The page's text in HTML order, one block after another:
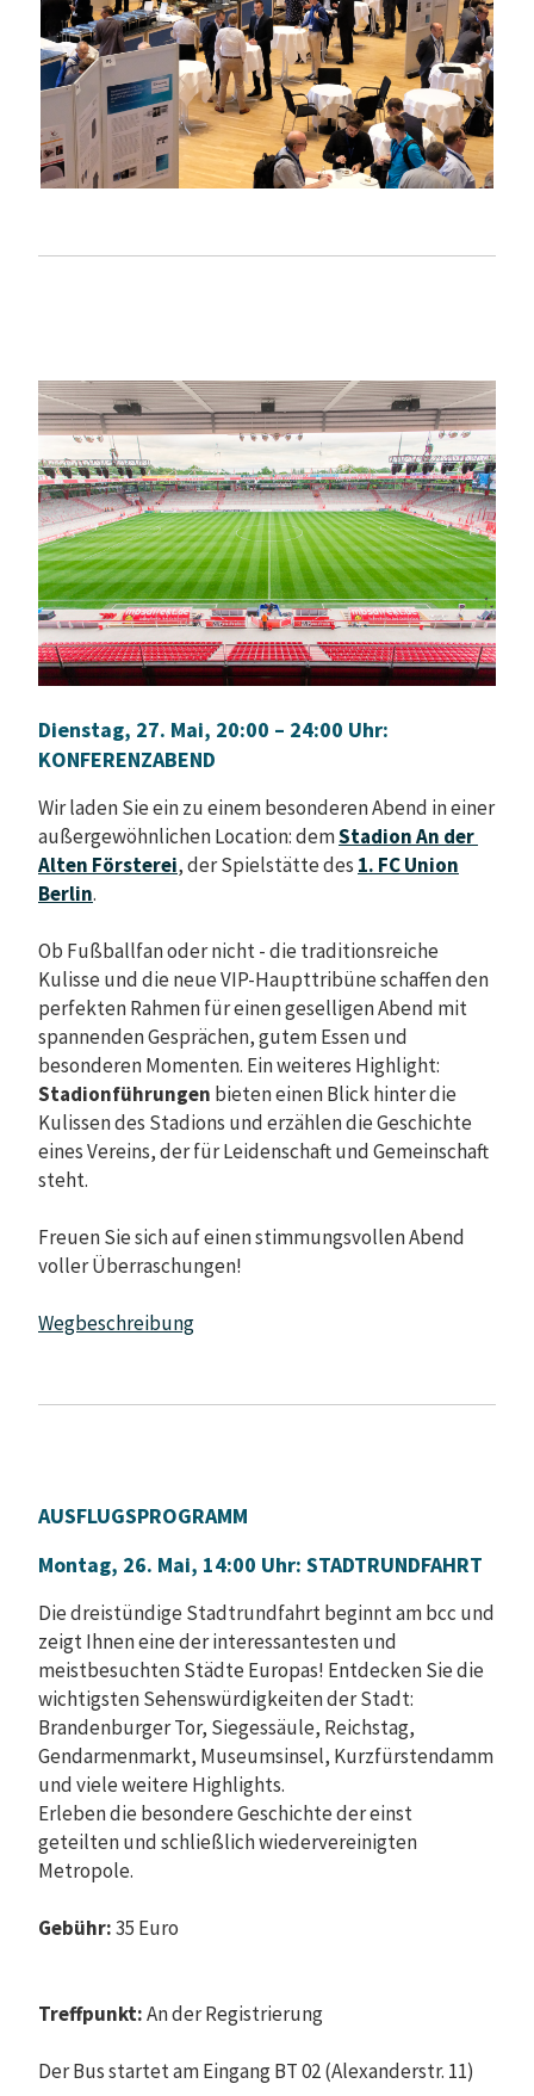
Dienstag, 27. Mai, 20:00 – 24:00 Uhr:
KONFERENZABEND
Wir laden Sie ein zu einem besonderen Abend in einer
außergewöhnlichen Location: demStadion An der
Alten Försterei, der Spielstätte des 1. FC Union
Berlin.
Ob Fußballfan oder nicht - die traditionsreiche
Kulisse und die neue VIP-Haupttribüne schaffen den
perfekten Rahmen für einen geselligen Abend mit
spannenden Gesprächen, gutem Essen und
besonderen Momenten. Ein weiteres Highlight:
Stadionführungen bieten einen Blick hinter die
Kulissen des Stadions und erzählen die Geschichte
eines Vereins, der für Leidenschaft und Gemeinschaft
steht.
Freuen Sie sich auf einen stimmungsvollen Abend
voller Überraschungen!
Wegbeschreibung
AUSFLUGSPROGRAMM
Montag, 26. Mai, 14:00 Uhr: STADTRUNDFAHRT
Die dreistündige Stadtrundfahrt beginnt am bcc und
zeigt Ihnen eine der interessantesten und
meistbesuchten Städte Europas! Entdecken Sie die
wichtigsten Sehenswürdigkeiten der Stadt:
Brandenburger Tor, Siegessäule, Reichstag,
Gendarmenmarkt, Museumsinsel, Kurzfürstendamm
und viele weitere Highlights.
Erleben die besondere Geschichte der einst
geteilten und schließlich wiedervereinigten
Metropole.
Gebühr:35 Euro
Treffpunkt:An der Registrierung
Der Bus startet am Eingang BT 02 (Alexanderstr. 11)